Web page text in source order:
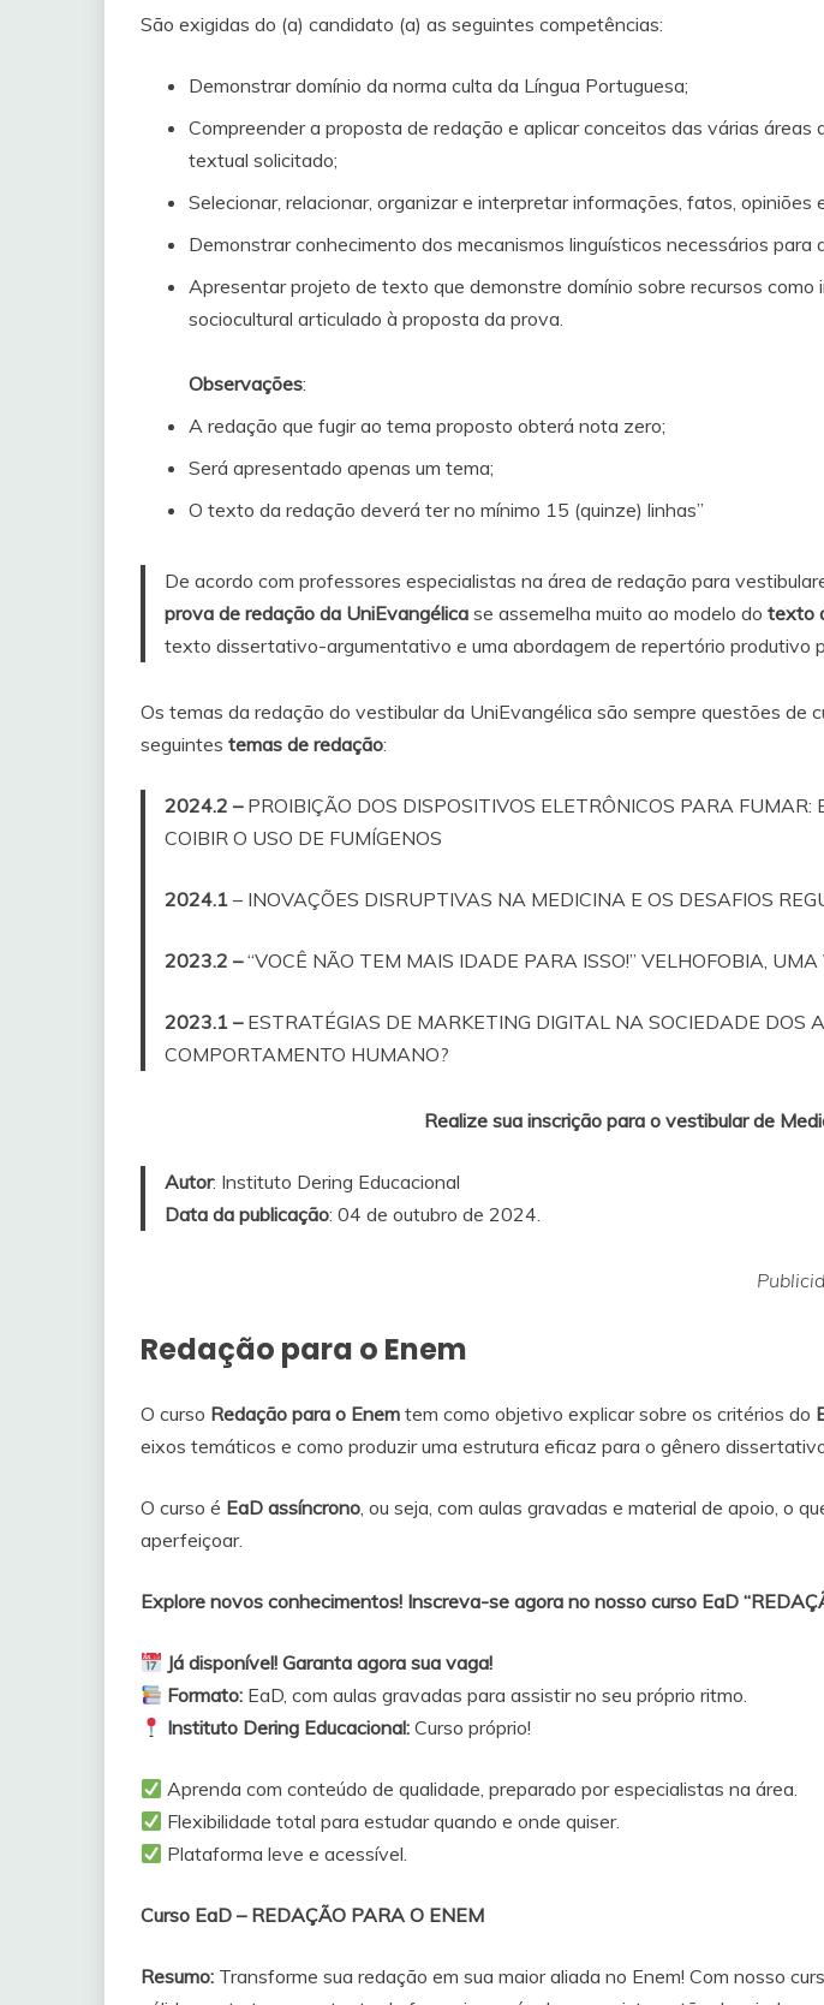
São exigidas do (a) candidato (a) as seguintes competências:
Demonstrar domínio da norma culta da Língua Portuguesa;
Compreender a proposta de redação e aplicar conceitos das várias
textual solicitado;
Selecionar, relacionar, organizar e interpretar informações, fatos,
Demonstrar conhecimento dos mecanismos linguísticos necessários para
Apresentar projeto de texto que demonstre domínio sobre recursos
sociocultural articulado à proposta da prova.
Observações:
A redação que fugir ao tema proposto obterá nota zero;
Será apresentado apenas um tema;
O texto da redação deverá ter no mínimo 15 (quinze) linhas”
De acordo com professores especialistas na área de redação para
prova de redação da UniEvangélica se assemelha muito ao modelo do texto
texto dissertativo-argumentativo e uma abordagem de repertório produtivo
Os temas da redação do vestibular da UniEvangélica são sempre questões de
seguintes temas de redação:
2024.2 – PROIBIÇÃO DOS DISPOSITIVOS ELETRÔNICOS PARA
COIBIR O USO DE FUMÍGENOS
2024.1 – INOVAÇÕES DISRUPTIVAS NA MEDICINA E OS DESAFIOS
2023.2 –“VOCÊ NÃO TEM MAIS IDADE PARA ISSO!” VELHOFOBIA,
2023.1 –ESTRATÉGIAS DE MARKETING DIGITAL NA SOCIEDADE DOS
COMPORTAMENTO HUMANO?
Realize sua inscrição para o vestibular de
Autor: Instituto Dering Educacional
Data da publicação: 04 de outubro de 2024.
Redação para o Enem
O curso Redação para o Enem tem como objetivo explicar sobre os critérios do
eixos temáticos e como produzir uma estrutura eficaz para o gênero
O curso é EaD assíncrono, ou seja, com aulas gravadas e material de apoio, o
aperfeiçoar.
Explore novos conhecimentos! Inscreva-se agora no nosso curso EaD
Já disponível! Garanta agora sua vaga!
Formato: EaD, com aulas gravadas para assistir no seu próprio ritmo.
Instituto Dering Educacional: Curso próprio!
Aprenda com conteúdo de qualidade, preparado por especialistas na área.
Flexibilidade total para estudar quando e onde quiser.
Plataforma leve e acessível.
Curso EaD – REDAÇÃO PARA O ENEM
Resumo: Transforme sua redação em sua maior aliada no Enem! Com nosso